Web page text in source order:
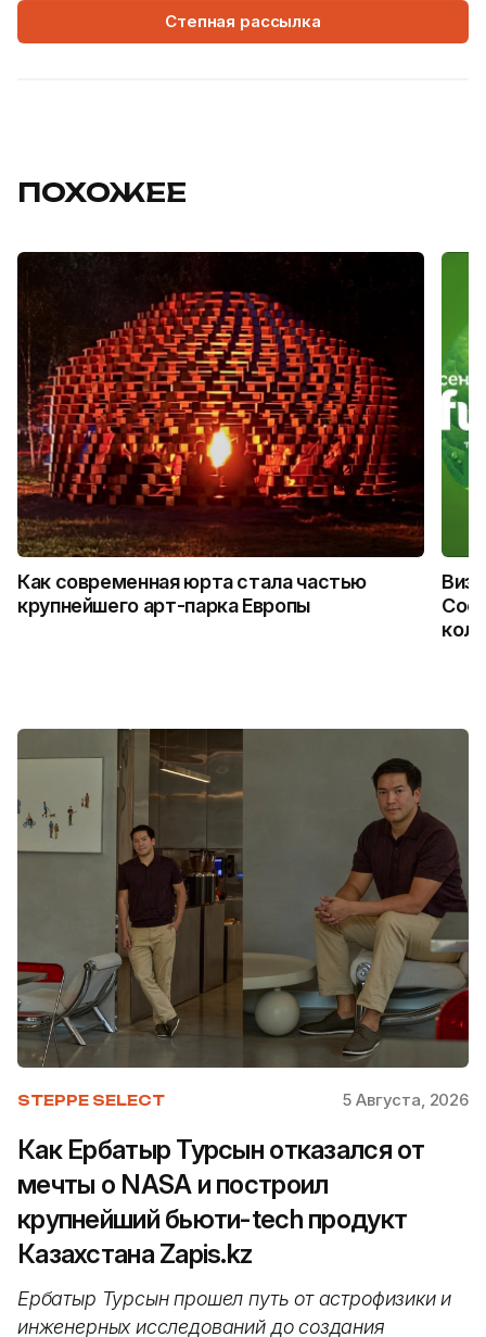
Степная рассылка
ПОХОЖЕЕ
Как современная юрта стала частью
крупнейшего арт-парка Европы
STEPPE SELECT 5 Августа, 2026
Как Ербатыр Турсын отказался от
мечты о NASA и построил
крупнейший бьюти-tech продукт
Казахстана Zapis.kz
Ербатыр Турсын прошел путь от астрофизики и
инженерных исследований до создания